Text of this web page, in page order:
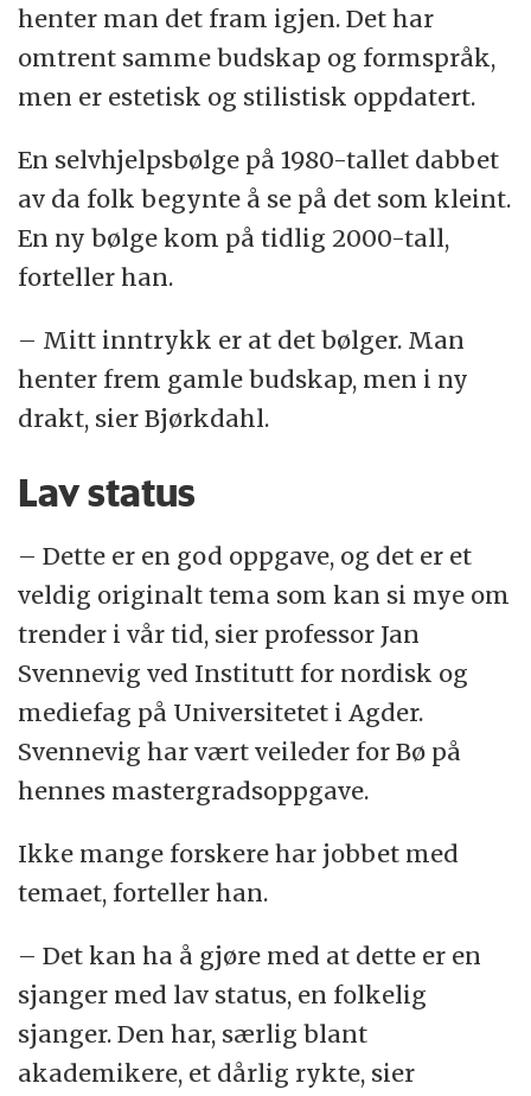
henter man det fram igjen. Det har
omtrent samme budskap og formspråk,
men er estetisk og stilistisk oppdatert.
En selvhjelpsbølge på 1980-tallet dabbet
av da folk begynte å se på det som kleint.
En ny bølge kom på tidlig 2000-tall,
forteller han.
– Mitt inntrykk er at det bølger. Man
henter frem gamle budskap, men i ny
drakt, sier Bjørkdahl.
Lav status
– Dette er en god oppgave, og det er et
veldig originalt tema som kan si mye om
trender i vår tid, sier professor Jan
Svennevig ved Institutt for nordisk og
mediefag på Universitetet i Agder.
Svennevig har vært veileder for Bø på
hennes mastergradsoppgave.
Ikke mange forskere har jobbet med
temaet, forteller han.
– Det kan ha å gjøre med at dette er en
sjanger med lav status, en folkelig
sjanger. Den har, særlig blant
akademikere, et dårlig rykte, sier